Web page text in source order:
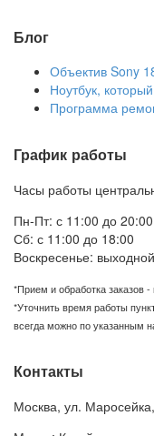
Блог
Объектив Sony
Ноутбук,
Программа
График работы
Часы работы
Пн-Пт: с 11:00 до 20:00
Сб: с 11:00 до 18:00
Воскресенье: выходной
*Прием и обработка заказов -
*Уточнить время работы
всегда можно по указанным
Контакты
Москва, ул.